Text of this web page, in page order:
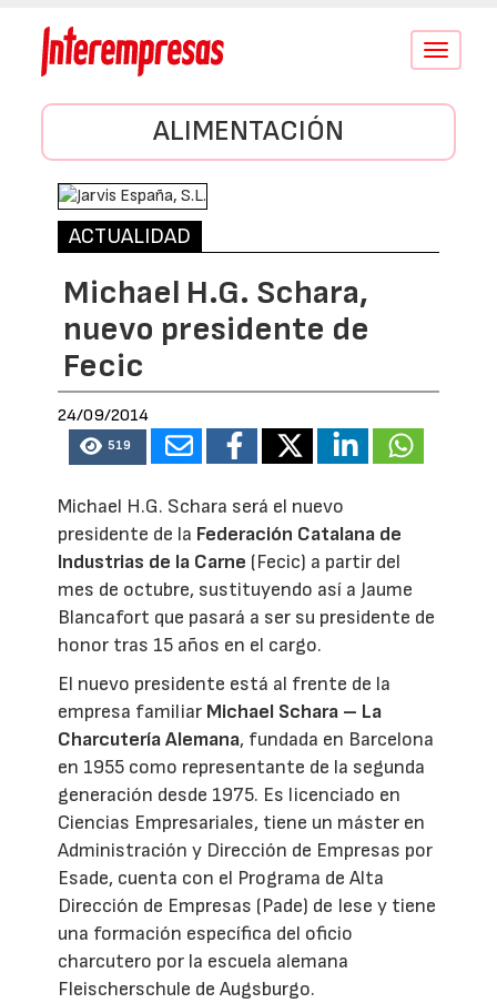
Conmutar
ALIMENTACIÓN
ACTUALIDAD
Michael H.G. Schara,
nuevo presidente de
Fecic
24/09/2014
519
Michael H.G. Schara será el nuevo
presidente de la Federación Catalana de
Industrias de la Carne (Fecic) a partir del
mes de octubre, sustituyendo así a Jaume
Blancafort que pasará a ser su presidente de
honor tras 15 años en el cargo.
El nuevo presidente está al frente de la
empresa familiar Michael Schara – La
Charcutería Alemana, fundada en Barcelona
en 1955 como representante de la segunda
generación desde 1975. Es licenciado en
Ciencias Empresariales, tiene un máster en
Administración y Dirección de Empresas por
Esade, cuenta con el Programa de Alta
Dirección de Empresas (Pade) de Iese y tiene
una formación específica del oficio
charcutero por la escuela alemana
Fleischerschule de Augsburgo.